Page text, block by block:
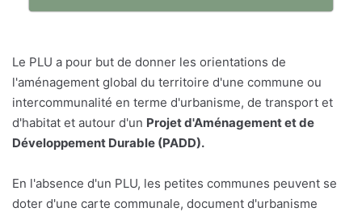
Le PLU a pour but de donner les orientations de
l'aménagement global du territoire d'une commune ou
intercommunalité en terme d'urbanisme, de transport et
d'habitat et autour d'un Projet d'Aménagement et de
Développement Durable (PADD).
En l'absence d'un PLU, les petites communes peuvent se
doter d'une carte communale, document d'urbanisme